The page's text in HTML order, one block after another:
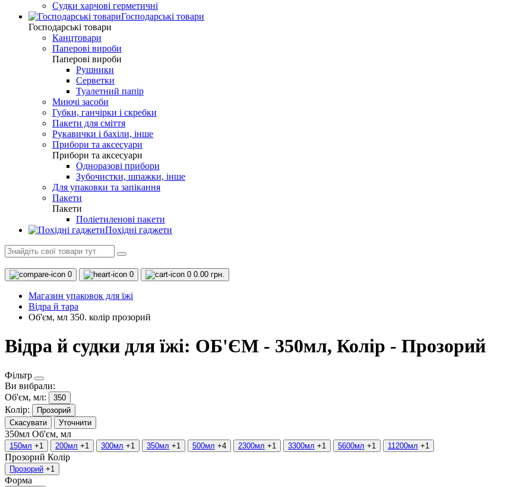
Судки харчові герметичні
Господарські товари
Господарські товари
Канцтовари
Паперові вироби
Паперові вироби
Рушники
Серветки
Туалетний папір
Миючі засоби
Губки, ганчірки і скребки
Пакети для сміття
Рукавички і бахіли, інше
Прибори та аксесуари
Прибори та аксесуари
Одноразові прибори
Зубочистки, шпажки, інше
Для упаковки та запікання
Пакети
Пакети
Поліетиленові пакети
Похідні гаджети
0 0 0 0.00 грн.
Магазин упаковок для їжі
Відра й тара
Об'єм, мл 350. колір прозорий
Відра й судки для їжі: ОБ'ЄМ - 350мл, Колір - Прозорий
Фільтр
Ви вибрали:
Об'єм, мл:
350
Колір:
Прозорий
Скасувати
Уточнити
350мл Об'єм, мл
150мл +1 200мл +1 300мл +1 350мл +1 500мл +4 2300мл +1 3300мл +1 5600мл +1 11200мл +1
Прозорий Колір
Прозорий +1
Форма